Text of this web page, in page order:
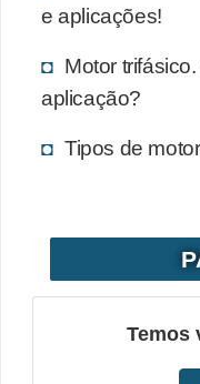
e aplicações!
Motor
aplicação?
Tipos de
Temos